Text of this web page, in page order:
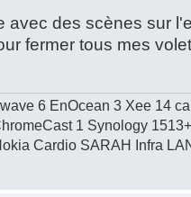
avec des scènes sur
fermer tous mes
6 EnOcean 3 Xee 14
1 Synology
Cardio SARAH Infra